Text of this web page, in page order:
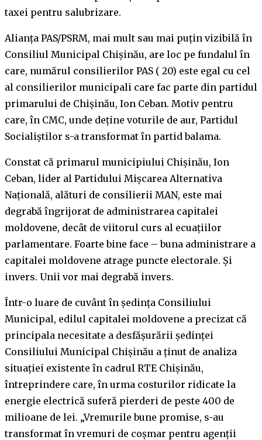
taxei pentru salubrizare.
Alianța PAS/PSRM, mai mult sau mai puțin vizibilă în
Consiliul Municipal Chișinău, are loc pe fundalul în
care, numărul consilierilor PAS ( 20) este egal cu cel
al consilierilor municipali care fac parte din partidul
primarului de Chișinău, Ion Ceban. Motiv pentru
care, în CMC, unde deține voturile de aur, Partidul
Socialiștilor s-a transformat în partid balama.
Constat că primarul municipiului Chișinău, Ion
Ceban, lider al Partidului Mișcarea Alternativa
Națională, alături de consilierii MAN, este mai
degrabă îngrijorat de administrarea capitalei
moldovene, decât de viitorul curs al ecuațiilor
parlamentare. Foarte bine face – buna administrare a
capitalei moldovene atrage puncte electorale. Și
invers. Unii vor mai degrabă invers.
Într-o luare de cuvânt în ședința Consiliului
Municipal, edilul capitalei moldovene a precizat că
principala necesitate a desfășurării ședinței
Consiliului Municipal Chișinău a ținut de analiza
situației existente în cadrul RTE Chișinău,
întreprindere care, în urma costurilor ridicate la
energie electrică suferă pierderi de peste 400 de
milioane de lei. „Vremurile bune promise, s-au
transformat în vremuri de coșmar pentru agenții